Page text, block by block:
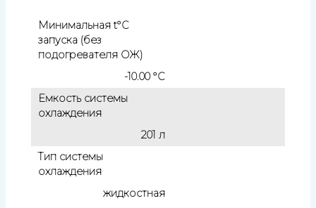
Минимальная t°С
запуска (без
подогревателя ОЖ)
-10.00 °С
Емкость системы
охлаждения
201 л
Тип системы
охлаждения
жидкостная